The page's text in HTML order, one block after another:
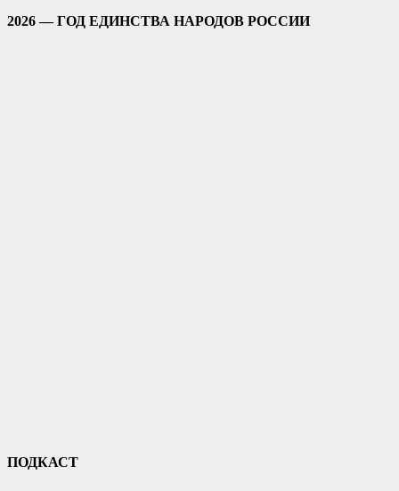
2026 — ГОД ЕДИНСТВА НАРОДОВ РОССИИ
ПОДКАСТ